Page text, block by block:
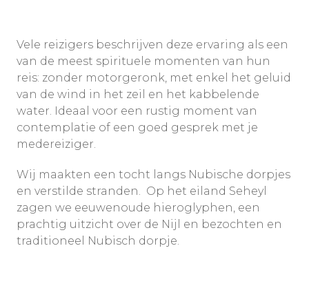
Vele reizigers beschrijven deze ervaring als een
van de meest spirituele momenten van hun
reis: zonder motorgeronk, met enkel het geluid
van de wind in het zeil en het kabbelende
water. Ideaal voor een rustig moment van
contemplatie of een goed gesprek met je
medereiziger.
Wij maakten een tocht langs Nubische dorpjes
en verstilde stranden. Op het eiland Seheyl
zagen we eeuwenoude hieroglyphen, een
prachtig uitzicht over de Nijl en bezochten en
traditioneel Nubisch dorpje.